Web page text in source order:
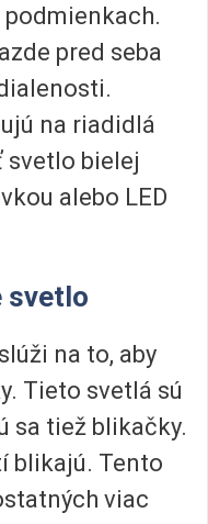
pred seba
na riadidlá
svetlo bielej
alebo LED
svetlo
na to, aby
Tieto svetlá sú
sa tiež blikačky.
blikajú. Tento
viac